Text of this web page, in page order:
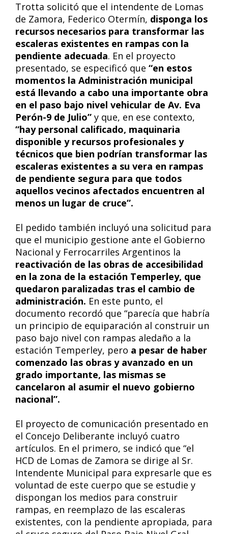
Trotta solicitó que el intendente de Lomas
de Zamora, Federico Otermín, disponga los
recursos necesarios para transformar las
escaleras existentes en rampas con la
pendiente adecuada. En el proyecto
presentado, se especificó que “en estos
momentos la Administración municipal
está llevando a cabo una importante obra
en el paso bajo nivel vehicular de Av. Eva
Perón-9 de Julio” y que, en ese contexto,
“hay personal calificado, maquinaria
disponible y recursos profesionales y
técnicos que bien podrían transformar las
escaleras existentes a su vera en rampas
de pendiente segura para que todos
aquellos vecinos afectados encuentren al
menos un lugar de cruce”.
El pedido también incluyó una solicitud para
que el municipio gestione ante el Gobierno
Nacional y Ferrocarriles Argentinos la
reactivación de las obras de accesibilidad
en la zona de la estación Temperley, que
quedaron paralizadas tras el cambio de
administración. En este punto, el
documento recordó que “parecía que habría
un principio de equiparación al construir un
paso bajo nivel con rampas aledaño a la
estación Temperley, pero a pesar de haber
comenzado las obras y avanzado en un
grado importante, las mismas se
cancelaron al asumir el nuevo gobierno
nacional”.
El proyecto de comunicación presentado en
el Concejo Deliberante incluyó cuatro
artículos. En el primero, se indicó que “el
HCD de Lomas de Zamora se dirige al Sr.
Intendente Municipal para expresarle que es
voluntad de este cuerpo que se estudie y
dispongan los medios para construir
rampas, en reemplazo de las escaleras
existentes, con la pendiente apropiada, para